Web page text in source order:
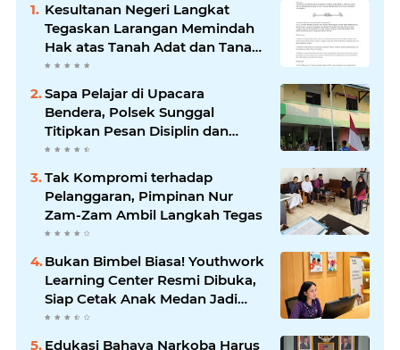
Kesultanan Negeri Langkat
Tegaskan Larangan Memindah
Hak atas Tanah Adat dan Tanah
Kesultanan
Sapa Pelajar di Upacara
Bendera, Polsek Sunggal
Titipkan Pesan Disiplin dan
Jauhi Kenakalan Remaja
Tak Kompromi terhadap
Pelanggaran, Pimpinan Nur
Zam-Zam Ambil Langkah Tegas
Bukan Bimbel Biasa! Youthwork
Learning Center Resmi Dibuka,
Siap Cetak Anak Medan Jadi
Pemimpin Berstandar Global
Edukasi Bahaya Narkoba Harus